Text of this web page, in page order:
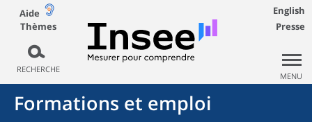
Aide
Thèmes
RECHERCHE
English
Presse
MENU
Formations et emploi